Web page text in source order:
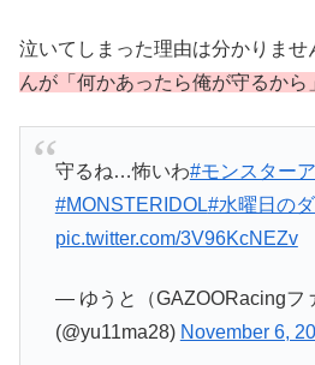
泣いてしまった理由は分かりませ
んが「何かあったら俺が守るから
守るね…怖いわ#モンスター
#MONSTERIDOL#水曜日の
pic.twitter.com/3V96KcNEZv
— ゆうと（GAZOORacingファ
(@yu11ma28) November 6,